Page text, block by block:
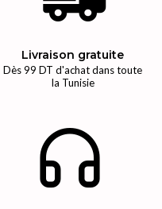
Livraison gratuite
Dès 99 DT d'achat dans toute
la Tunisie